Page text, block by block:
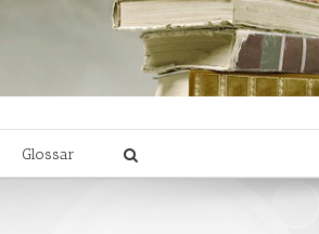
Glossar